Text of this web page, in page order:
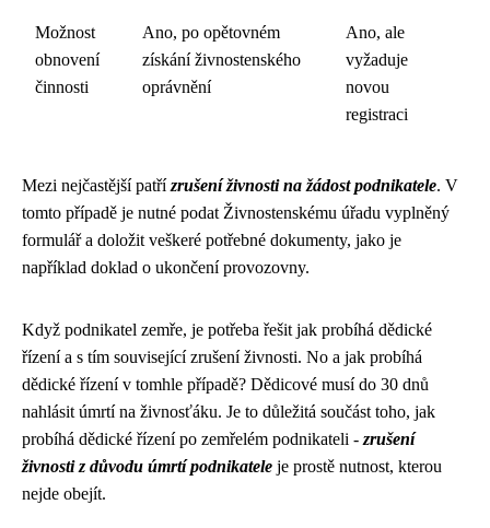
Možnost
obnovení
činnosti
Ano, po opětovném
získání živnostenského
oprávnění
Ano, ale
vyžaduje
novou
registraci
Mezi nejčastější patřízrušení živnosti na žádost podnikatele. V
tomto případě je nutné podat Živnostenskému úřadu vyplněný
formulář a doložit veškeré potřebné dokumenty, jako je
například doklad o ukončení provozovny.
Když podnikatel zemře, je potřeba řešit jak probíhá dědické
řízenía s tím související zrušení živnosti. No a jak probíhá
dědické řízení v tomhle případě? Dědicové musí do 30 dnů
nahlásit úmrtí na živnosťáku. Je to důležitá součást toho, jak
probíhá dědické řízení po zemřelém podnikateli - zrušení
živnosti z důvodu úmrtí podnikatele je prostě nutnost, kterou
nejde obejít.